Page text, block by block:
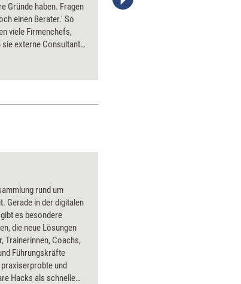
Gründe haben. Fragen
einen Berater.' So
viele Firmenchefs,
sie externe Consultants
von
sagt
rund um
Gerade in der digitalen
es besondere
die neue Lösungen
Trainerinnen, Coachs,
Führungskräfte
und
Hacks als schnelle